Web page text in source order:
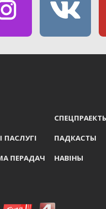
ПАСЛУГI ПАДКАСТЫ
ПЕРАДАЧ НАВIНЫ